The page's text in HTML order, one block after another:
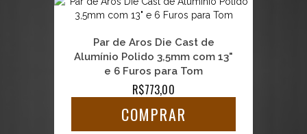
Par de Aros Die Cast de
Alumínio Polido 3,5mm com 13"
e 6 Furos para Tom
R$773,00
COMPRAR